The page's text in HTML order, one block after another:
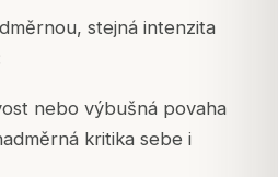
stejná intenzita
nebo výbušná povaha
kritika sebe i